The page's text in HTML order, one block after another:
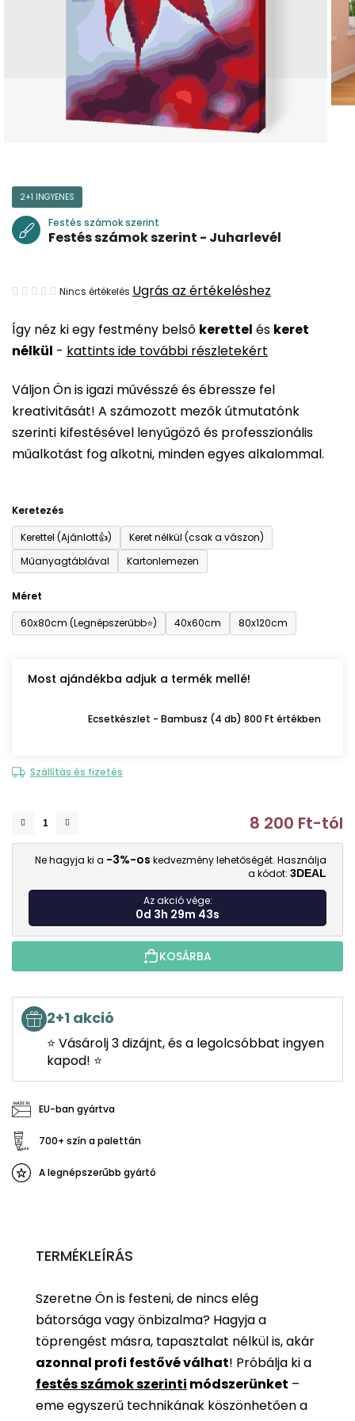
Így néz ki egy festmény belső kerettel és keret
nélkül - kattints ide további részletekért
Váljon Ön is igazi művésszé és ébressze fel
kreativitását! A számozott mezők útmutatónk
szerinti kifestésével lenyűgöző és professzionális
műalkotást fog alkotni, minden egyes alkalommal.
Keretezés
Kerettel (Ajánlott👍)
Keret nélkül (csak a vászon)
Műanyagtáblával
Kartonlemezen
Méret
60x80cm (Legnépszerűbb⭐)
40x60cm 80x120cm
Most ajándékba adjuk a termék mellé!
Ecsetkészlet - Bambusz (4 db) 800 Ft értékben
Szállítás és fizetés
8 200 Ft-tól
Ne hagyja ki a -3%-os kedvezmény lehetőségét. Használja
a kódot: 3DEAL
Az akció vége:
0d 3h 29m 42s
KOSÁRBA
2+1 akció
⭐ Vásárolj 3 dizájnt, és a legolcsóbbat ingyen
kapod! ⭐
EU-ban gyártva
700+ szín a palettán
A legnépszerűbb gyártó
2+1 INGYENES
Festés számok szerint
Festés számok szerint - Juharlevél
A
átlagos
értékelése
ből
0,0
csillag.
Nincs értékelés Ugrás az értékeléshez
TERMÉKLEÍRÁS
Szeretne Ön is festeni, de nincs elég
bátorsága vagy önbizalma? Hagyja a
töprengést másra, tapasztalat nélkül is, akár
azonnal profi festővé válhat! Próbálja ki a
festés számok szerinti módszerünket –
eme egyszerű technikának köszönhetően a